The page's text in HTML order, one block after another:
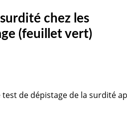
chez les
(feuillet vert)
de dépistage de la surdité